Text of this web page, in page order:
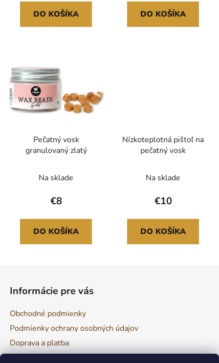
DO KOŠÍKA DO KOŠÍKA
Pečatný vosk
granulovaný zlatý
Na sklade
€8
DO KOŠÍKA
Nízkoteplotná pištoľ na
pečatný vosk
Na sklade
€10
DO KOŠÍKA
e
Informácie pre vás
Obchodné podmienky
Podmienky ochrany osobných údajov
Doprava a platba